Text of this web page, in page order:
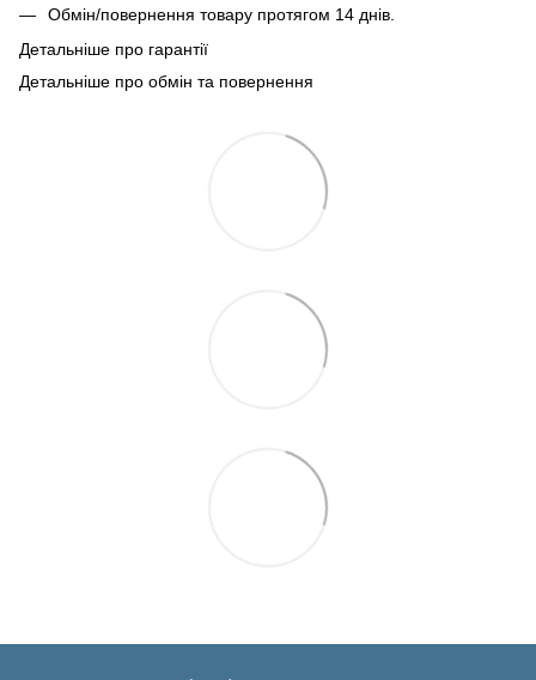
Обмін/повернення товару протягом 14 днів.
Детальніше про гарантії
Детальніше про обмін та повернення